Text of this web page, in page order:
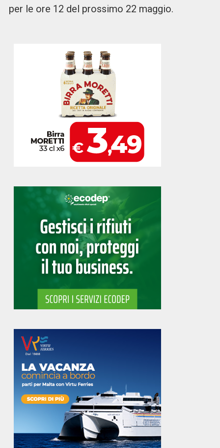
per le ore 12 del prossimo 22 maggio.